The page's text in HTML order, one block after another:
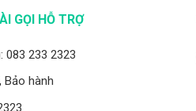
GỌI HỖ TRỢ
083 233 2323
Bảo hành